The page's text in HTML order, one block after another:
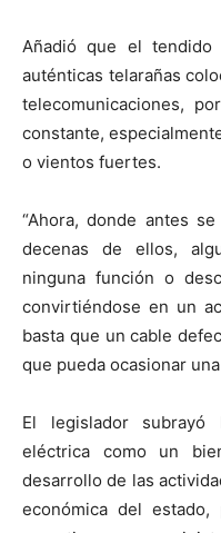
Añadió que el
auténticas telarañas
telecomunicaciones,
constante,
o vientos fuertes.
“Ahora, donde antes
decenas de ellos,
ninguna función o
convirtiéndose en un
basta que un cable
que pueda ocasionar
El legislador
eléctrica como un
desarrollo de las
económica del